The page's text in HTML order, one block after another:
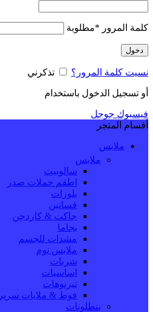
كلمة المرور *مطلوبة
دخول
نسيت كلمة المرور؟ تذكرني
أو تسجيل الدخول باستخدام
فيسبوك جوجل
أقسام المتجر
ملابس
ملابس
سالوبيت
اطقم حملات صدر
بلوزات
فساتين
جاكت & كاردجن
بجاما
مشدات للجسم
ملابس نوم
شربات
اساسيات
تيرنوهات
فوط & ملايات سرير
بنطلونات